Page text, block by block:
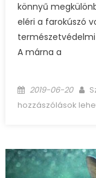
könnyű
eléri a farokúszó
természetvédelmi
A márna a
Posted on
2019-06-20
hozzászólások